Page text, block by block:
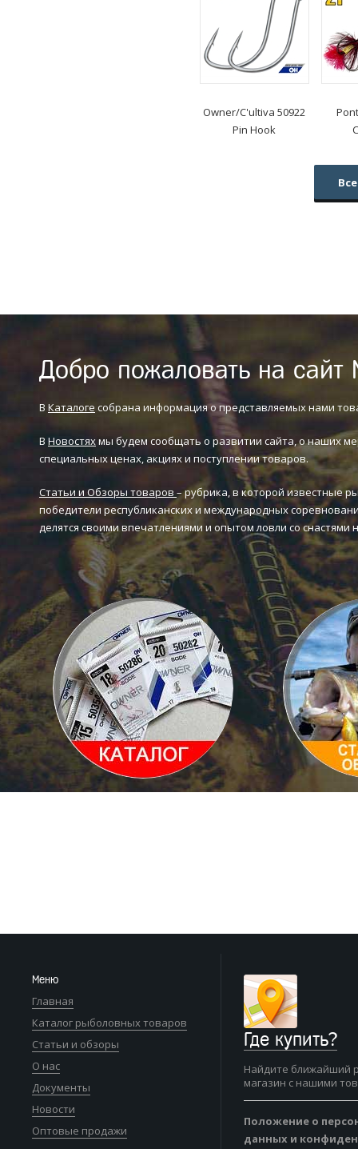
Owner/C'ultiva 50922
Pin Hook
Добро пожаловать на сайт
В Каталоге собрана информация о представляемых нами
В Новостяхмы будем сообщать о развитии сайта, о наших
специальных ценах, акциях и поступлении товаров.
Статьи и Обзоры товаров – рубрика, в которой известные
победители республиканских и международных
делятся своими впечатлениями и опытом ловли со снастями
Каталог товаров Статьи и
Меню
Главная
Каталог рыболовных товаров
Статьи и обзоры
О нас
Документы
Новости
Оптовые продажи
Где купить?
Найдите ближайший
магазин с нашими
Положение о
данных и